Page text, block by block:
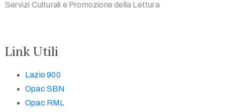
Servizi Culturali e Promozione della Lettura
Link Utili
Lazio 900
Opac SBN
Opac RML